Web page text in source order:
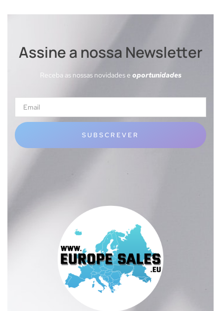
Assine a nossa Newsletter
Receba as nossas novidades e oportunidades
SUBSCREVER